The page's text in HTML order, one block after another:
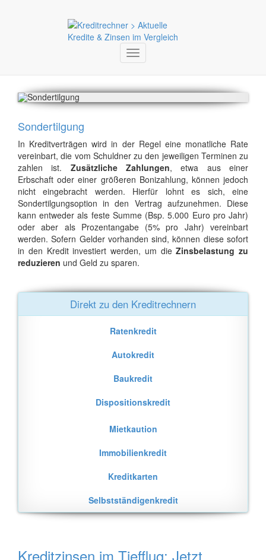
Toggle
navigation
Sondertilgung
In Kreditverträgen wird in der Regel eine monatliche Rate
vereinbart, die vom Schuldner zu den jeweiligen Terminen zu
zahlen ist. Zusätzliche Zahlungen, etwa aus einer
Erbschaft oder einer größeren Bonizahlung, können jedoch
nicht eingebracht werden. Hierfür lohnt es sich, eine
Sondertilgungsoption in den Vertrag aufzunehmen. Diese
kann entweder als feste Summe (Bsp. 5.000 Euro pro Jahr)
oder aber als Prozentangabe (5% pro Jahr) vereinbart
werden. Sofern Gelder vorhanden sind, können diese sofort
in den Kredit investiert werden, um dieZinsbelastung zu
reduzieren und Geld zu sparen.
Direkt zu den Kreditrechnern
Ratenkredit
Autokredit
Baukredit
Dispositionskredit
Mietkaution
Immobilienkredit
Kreditkarten
Selbstständigenkredit
Kreditzinsen im Tiefflug: Jetzt